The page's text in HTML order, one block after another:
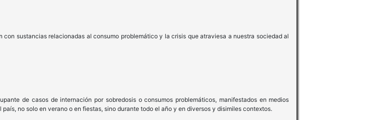
sustancias relacionadas al consumo problemático y la crisis que atraviesa a nuestra sociedad al
de casos de internación por sobredosis o consumos problemáticos, manifestados en medios
no solo en verano o en fiestas, sino durante todo el año y en diversos y disimiles contextos.